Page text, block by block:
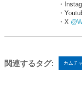
・
・
・X
関連するタグ: カムチ